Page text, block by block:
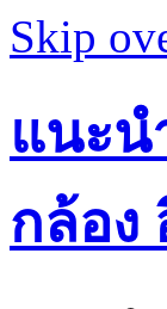
Skip
แนะน
กล้อง